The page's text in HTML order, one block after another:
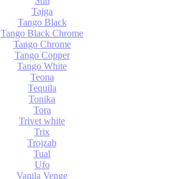
Tajga
Tango Black
Tango Black Chrome
Tango Chrome
Tango Copper
Tango White
Teona
Tequila
Tonika
Tora
Trivet white
Trix
Trojzab
Tual
Ufo
Vanila Venge